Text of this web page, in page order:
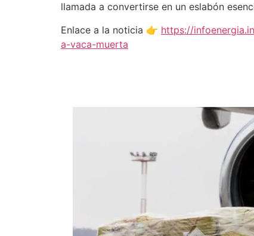
llamada a convertirse en un eslabón
Enlace a la noticia 👉 https://
a-vaca-muerta